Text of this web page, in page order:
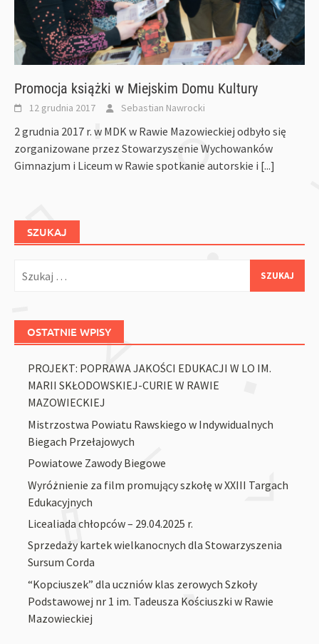
Promocja książki w Miejskim Domu Kultury
12 grudnia 2017 Sebastian Nawrocki
2 grudnia 2017 r. w MDK w Rawie Mazowieckiej odbyło się
zorganizowane przez Stowarzyszenie Wychowanków
Gimnazjum i Liceum w Rawie spotkanie autorskie i [...]
SZUKAJ
OSTATNIE WPISY
PROJEKT: POPRAWA JAKOŚCI EDUKACJI W LO IM.
MARII SKŁODOWSKIEJ-CURIE W RAWIE
MAZOWIECKIEJ
Mistrzostwa Powiatu Rawskiego w Indywidualnych
Biegach Przełajowych
Powiatowe Zawody Biegowe
Wyróżnienie za film promujący szkołę w XXIII Targach
Edukacyjnych
Licealiada chłopców – 29.04.2025 r.
Sprzedaży kartek wielkanocnych dla Stowarzyszenia
Sursum Corda
“Kopciuszek” dla uczniów klas zerowych Szkoły
Podstawowej nr 1 im. Tadeusza Kościuszki w Rawie
Mazowieckiej